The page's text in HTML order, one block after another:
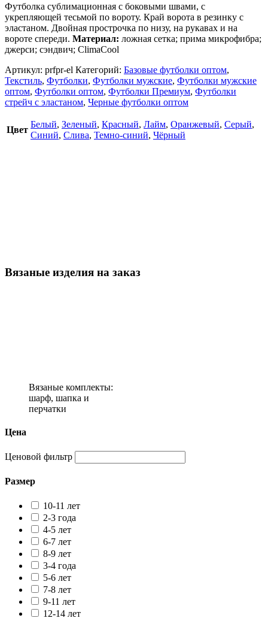
Футболка сублимационная с боковыми швами, с
укрепляющей тесьмой по вороту. Край ворота в резинку с
эластаном. Двойная прострочка по низу, на рукавах и на
вороте спереди. Материал: ложная сетка; прима микрофибра;
джерси; сэндвич; ClimaCool
Артикул: prfpr-el Категорий: Базовые футболки оптом,
Текстиль, Футболки, Футболки мужские, Футболки мужские
оптом, Футболки оптом, Футболки Премиум, Футболки
стрейч с эластаном, Черные футболки оптом
Цвет
Белый, Зеленый, Красный, Лайм, Оранжевый, Серый,
Синий, Слива, Темно-синий, Чёрный
Вязаные изделия на заказ
Вязаные комплекты:
шарф, шапка и
перчатки
Цена
Ценовой фильтр
Размер
10-11 лет
2-3 года
4-5 лет
6-7 лет
8-9 лет
3-4 года
5-6 лет
7-8 лет
9-11 лет
12-14 лет